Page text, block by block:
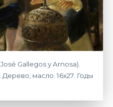
Gallegos y Arnosa).
масло. 16х27. Годы